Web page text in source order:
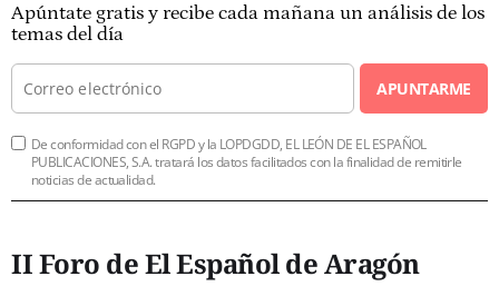
Apúntate gratis y recibe cada mañana un análisis de los
temas del día
APUNTARME
De conformidad con el RGPD y la LOPDGDD, EL LEÓN DE EL ESPAÑOL
PUBLICACIONES, S.A. tratará los datos facilitados con la finalidad de remitirle
noticias de actualidad.
II Foro de El Español de Aragón